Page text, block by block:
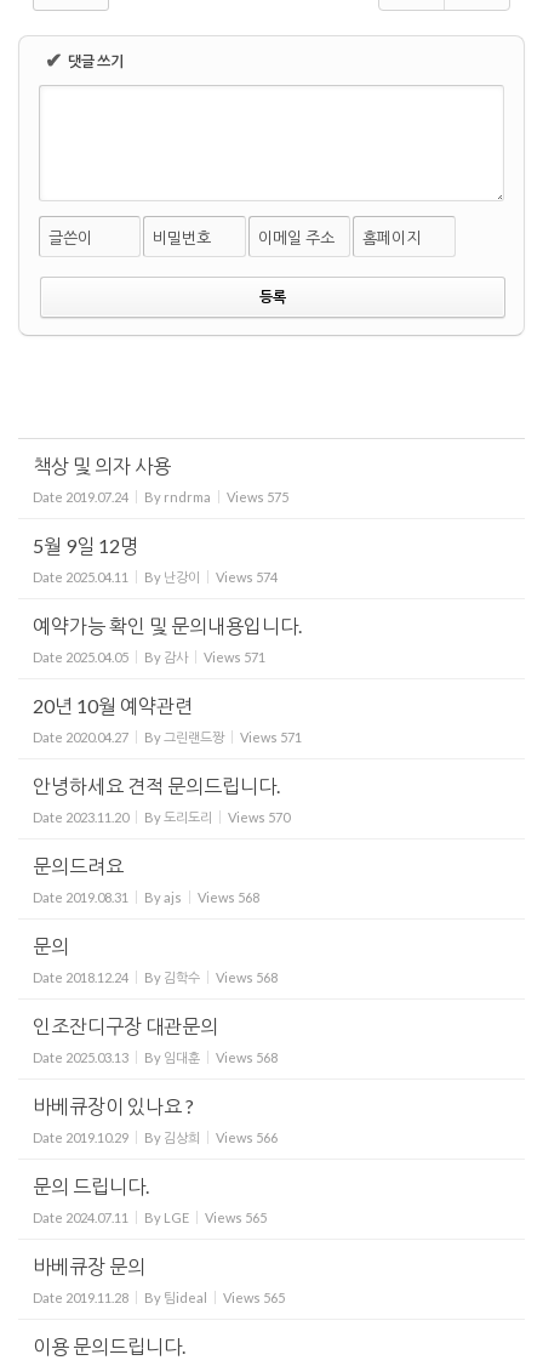
✔ 댓글 쓰기
글쓴이 비밀번호 이메일 주소 홈페이지
책상 및 의자 사용
Date 2019.07.24 By rndrma Views 575
5월 9일 12명
Date 2025.04.11 By 난강이 Views 574
예약가능 확인 및 문의내용입니다.
Date 2025.04.05 By 감사 Views 571
20년 10월 예약관련
Date 2020.04.27 By 그린랜드짱 Views 571
안녕하세요 견적 문의드립니다.
Date 2023.11.20 By 도리도리 Views 570
문의드려요
Date 2019.08.31 By ajs Views 568
문의
Date 2018.12.24 By 김학수 Views 568
인조잔디구장 대관문의
Date 2025.03.13 By 임대훈 Views 568
바베큐장이 있나요 ?
Date 2019.10.29 By 김상희 Views 566
문의 드립니다.
Date 2024.07.11 By LGE Views 565
바베큐장 문의
Date 2019.11.28 By 팀ideal Views 565
이용 문의드립니다.